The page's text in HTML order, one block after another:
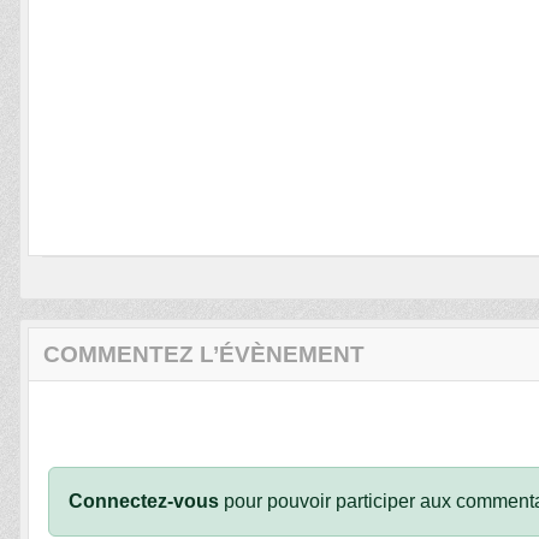
COMMENTEZ L’ÉVÈNEMENT
Connectez-vous pour pouvoir participer aux